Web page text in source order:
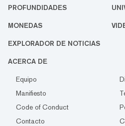
PROFUNDIDADES
MONEDAS
EXPLORADOR DE NOTICIAS
ACERCA DE
Equipo
Manifiesto
Code of Conduct
Contacto